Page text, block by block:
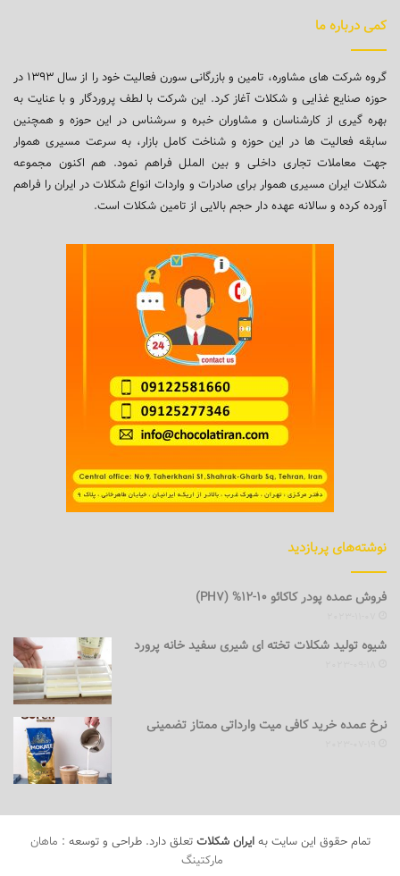
کمی درباره ما
گروه شرکت های مشاوره، تامین و بازرگانی سورن فعالیت خود را از سال ۱۳۹۳ در
حوزه صنایع غذایی و شکلات آغاز کرد. این شرکت با لطف پروردگار و با عنایت به
بهره گیری از کارشناسان و مشاوران خبره و سرشناس در این حوزه و همچنین
سابقه فعالیت ها در این حوزه و شناخت کامل بازار، به سرعت مسیری هموار
جهت معاملات تجاری داخلی و بین الملل فراهم نمود. هم اکنون مجموعه
شکلات ایران مسیری هموار برای صادرات و واردات انواع شکلات در ایران را فراهم
آورده کرده و سالانه عهده دار حجم بالایی از تامین شکلات است.
نوشته‌های پربازدید
فروش عمده پودر کاکائو 10-12% (PH7)
شیوه تولید شکلات تخته ای شیری سفید خانه پرورد
نرخ عمده خرید کافی میت وارداتی ممتاز تضمینی
تمام حقوق این سایت بهایران شکلات تعلق دارد. طراحی و توسعه : ماهان
مارکتینگ